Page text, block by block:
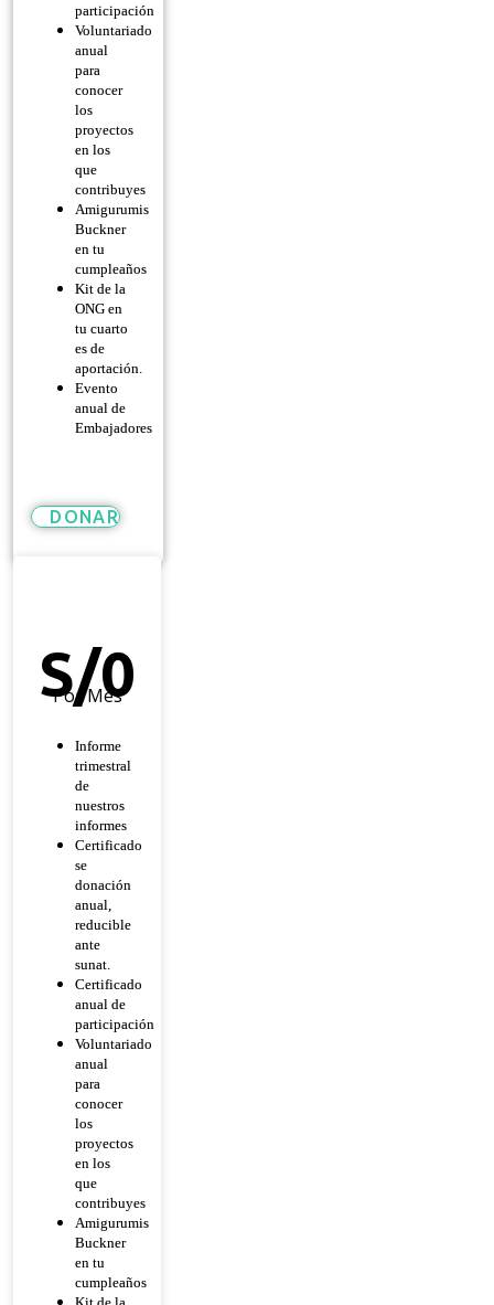
participación
Voluntariado
anual
para
conocer
los
proyectos
en los
que
contribuyes
Amigurumis
Buckner
en tu
cumpleaños
Kit de la
ONG en
tu cuarto
es de
aportación.
Evento
anual de
Embajadores
DONAR
Esperanza
S/0
Por Mes
Informe
trimestral
de
nuestros
informes
Certificado
se
donación
anual,
reducible
ante
sunat.
Certificado
anual de
participación
Voluntariado
anual
para
conocer
los
proyectos
en los
que
contribuyes
Amigurumis
Buckner
en tu
cumpleaños